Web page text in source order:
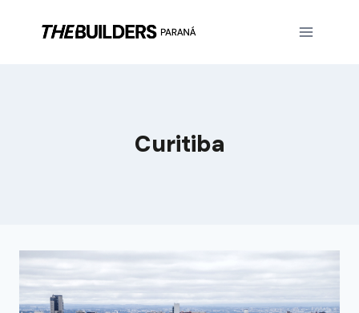
Curitiba